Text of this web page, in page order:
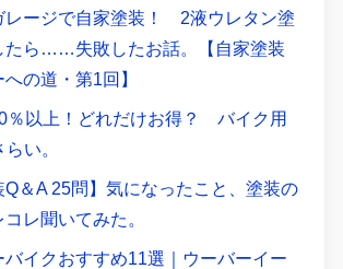
レージで自家塗装！ 2液ウレタン塗
たら……失敗したお話。【自家塗装
の道・第1回】
％以上！どれだけお得？ バイク用
い。
Q＆A 25問】気になったこと、塗装の
レ聞いてみた。
バイクおすすめ11選｜ウーバーイー